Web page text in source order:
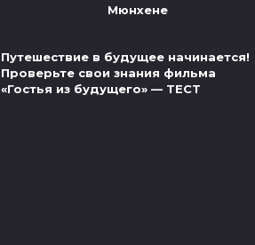
Мюнхене
Путешествие в будущее начинается!
Проверьте свои знания фильма
«Гостья из будущего» — ТЕСТ